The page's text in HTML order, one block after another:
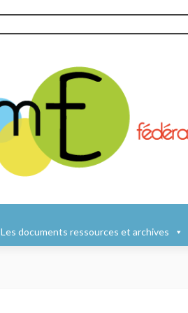
Les documents ressources et archives